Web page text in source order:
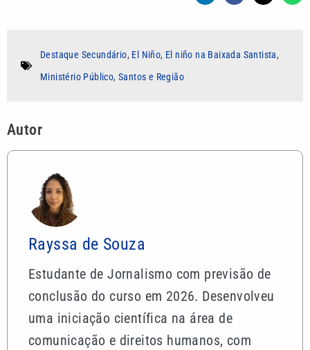
Destaque Secundário, El Niño, El niño na Baixada Santista,
Ministério Público,Santos e Região
Autor
Rayssa de Souza
Estudante de Jornalismo com previsão de
conclusão do curso em 2026. Desenvolveu
uma iniciação científica na área de
comunicação e direitos humanos, com